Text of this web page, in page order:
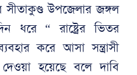
সীতাকুণ্ড উপজেলার জঙ্গল
ধরে “ রাষ্ট্রের ভিতর
করে আসা সন্ত্রাসী
হয়েছে বলে দাবি